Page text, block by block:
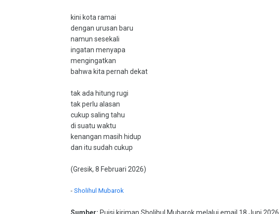
kini kota ramai
dengan urusan baru
namun sesekali
ingatan menyapa
mengingatkan
bahwa kita pernah dekat
tak ada hitung rugi
tak perlu alasan
cukup saling tahu
di suatu waktu
kenangan masih hidup
dan itu sudah cukup
(Gresik, 8 Februari 2026)
- Sholihul Mubarok